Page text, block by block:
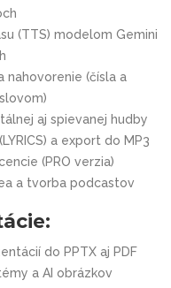
(TTS) modelom Gemini
nahovorenie (čísla a
aj spievanej hudby
a export do MP3
(PRO verzia)
a tvorba podcastov
do PPTX aj PDF
a AI obrázkov